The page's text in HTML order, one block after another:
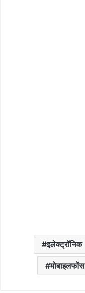
इलेक्ट्रॉनिक
मोबाइलफोंस